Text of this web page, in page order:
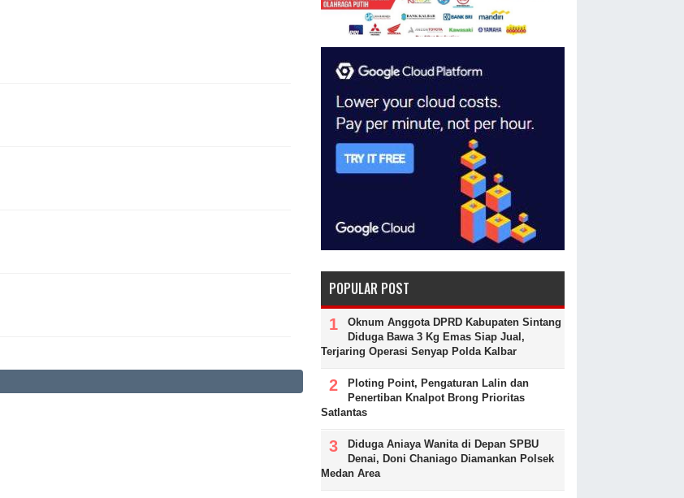
POPULAR POST
Oknum Anggota DPRD Kabupaten Sintang
Diduga Bawa 3 Kg Emas Siap Jual,
Terjaring Operasi Senyap Polda Kalbar
Ploting Point, Pengaturan Lalin dan
Penertiban Knalpot Brong Prioritas
Satlantas
Diduga Aniaya Wanita di Depan SPBU
Denai, Doni Chaniago Diamankan Polsek
Medan Area